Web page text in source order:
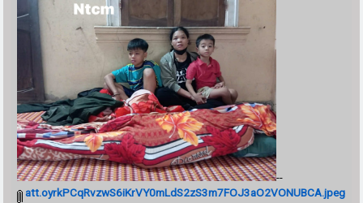
--
att.oyrkPCqRvzwS6iKrVY0mLdS2zS3m7FOJ3aO2VONUBCA.jpeg